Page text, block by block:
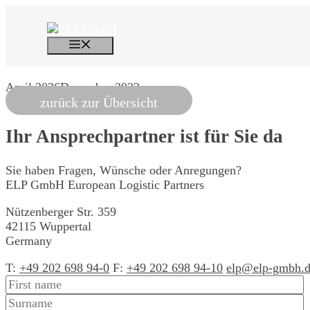
April 2026December 2022
zurück zur Übersicht
Ihr Ansprechpartner ist für Sie da
Sie haben Fragen, Wünsche oder Anregungen?
ELP GmbH European Logistic Partners
Nützenberger Str. 359
42115 Wuppertal
Germany
T: +49 202 698 94-0 F: +49 202 698 94-10 elp@elp-